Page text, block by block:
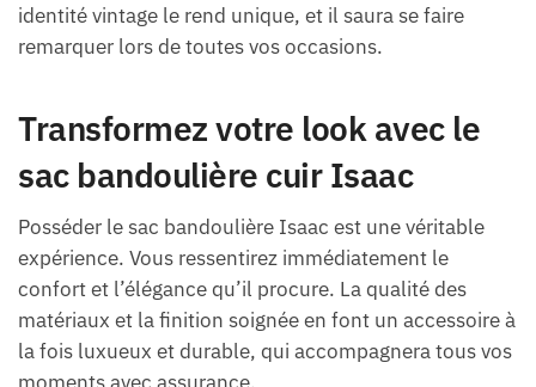
identité vintage le rend unique, et il saura se faire
remarquer lors de toutes vos occasions.
Transformez votre look avec le
sac bandoulière cuir Isaac
Posséder le sac bandoulière Isaac est une véritable
expérience. Vous ressentirez immédiatement le
confort et l’élégance qu’il procure. La qualité des
matériaux et la finition soignée en font un accessoire à
la fois luxueux et durable, qui accompagnera tous vos